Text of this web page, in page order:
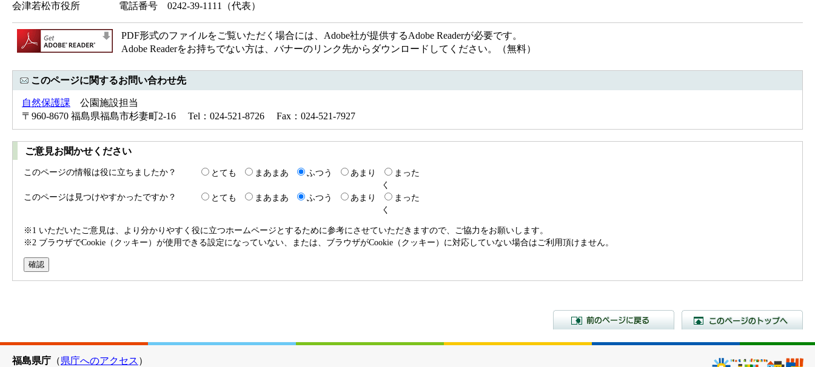
会津若松市役所 電話番号 0242-39-1111（代表）
PDF形式のファイルをご覧いただく場合には、Adobe社が提供するAdobe Readerが必要です。
Adobe Readerをお持ちでない方は、バナーのリンク先からダウンロードしてください。（無料）
このページに関するお問い合わせ先
自然保護課 公園施設担当
〒960-8670 福島県福島市杉妻町2-16 Tel：024-521-8726 Fax：024-521-7927
ご意見お聞かせください
このページの情報は役に立ちましたか？ とても まあまあ ふつう あまり
まった
く
このページは見つけやすかったですか？
とても まあまあ ふつう あまり
まった
く
※1 いただいたご意見は、より分かりやすく役に立つホームページとするために参考にさせていただきますので、ご協力をお願いします。
※2 ブラウザでCookie（クッキー）が使用できる設定になっていない、または、ブラウザがCookie（クッキー）に対応していない場合はご利用頂けません。
前のページに戻る
福島県庁 （県庁へのアクセス ）